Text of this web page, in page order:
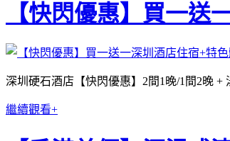
【快閃優惠】買一送
深圳硬石酒店【快閃優惠】2間1晚/1間2晚
繼續觀看+